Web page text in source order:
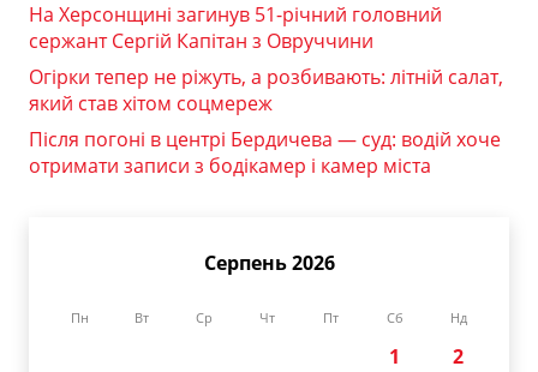
На Херсонщині загинув 51-річний головний
сержант Сергій Капітан з Овруччини
Огірки тепер не ріжуть, а розбивають: літній салат,
який став хітом соцмереж
Після погоні в центрі Бердичева — суд: водій хоче
отримати записи з бодікамер і камер міста
Серпень 2026
Пн Вт Ср Чт Пт Сб Нд
1
2